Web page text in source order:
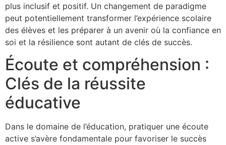
plus inclusif et positif. Un changement de paradigme
peut potentiellement transformer l’expérience scolaire
des élèves et les préparer à un avenir où la confiance en
soi et la résilience sont autant de clés de succès.
Écoute et compréhension :
Clés de la réussite
éducative
Dans le domaine de l’éducation, pratiquer une écoute
active s’avère fondamentale pour favoriser le succès